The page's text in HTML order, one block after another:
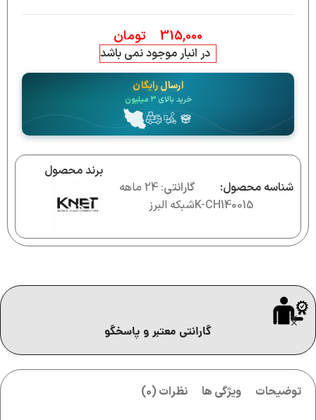
315,000 تومان
در انبار موجود نمی باشد
ارسال رایگان
خرید بالای ۳ میلیون
شناسه محصول:
K-CH140015
گارانتی
: 24 ماهه
شبکه البرز
برند محصول
گارانتی معتبر و پاسخگو
توضیحات ویژگی ها نظرات (0)